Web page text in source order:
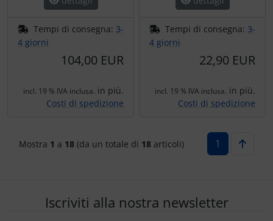
Tempi di consegna: 3-
4 giorni
104,00 EUR
incl. 19 % IVA inclusa. in più.
Costi di spedizione
Tempi di consegna: 3-
4 giorni
22,90 EUR
incl. 19 % IVA inclusa. in più.
Costi di spedizione
Mostra 1 a 18 (da un totale di 18 articoli) 1
Iscriviti alla nostra newsletter